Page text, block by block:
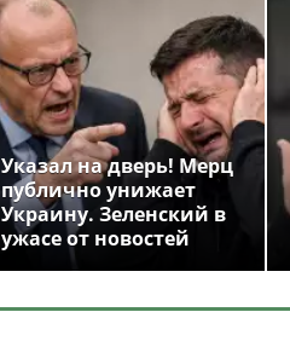
Указал на дверь! Мерц
публично унижает
Украину. Зеленский в
ужасе от новостей